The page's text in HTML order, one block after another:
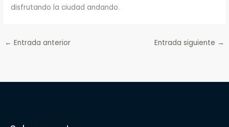
disfrutando la ciudad andando.
← Entrada anterior Entrada siguiente →